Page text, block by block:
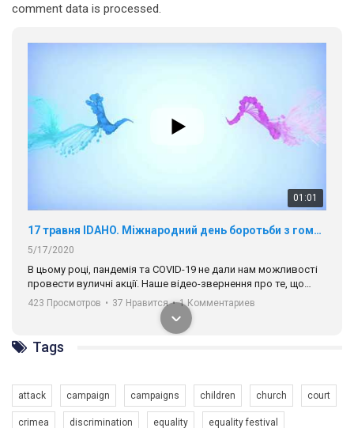
comment data is processed.
01:01
17 травня IDAHO. Міжнародний день боротьби з гомофобією трансфобією і біфобія.
5/17/2020
В цьому році, пандемія та COVІD-19 не дали нам можливості
провести вуличні акції. Наше відео-звернення про те, що
навіть коли ми у різних містах та не можемо зустрінеться, ми
разом. Ми закликаємо всіх хто поділяє цінності рівності та
солідарності, приєднатися до нас. Регіональні підрозділи
ГАУ є в 16 областях України.
Разом наш голос лунає гучніше!
423 Просмотров • 37 Нравится • 1 Комментариев
Tags
attack campaign campaigns children church court
crimea discrimination equality equality festival